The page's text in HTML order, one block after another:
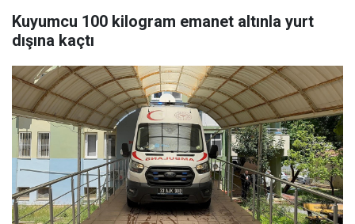
Kuyumcu 100 kilogram emanet altınla yurt
dışına kaçtı